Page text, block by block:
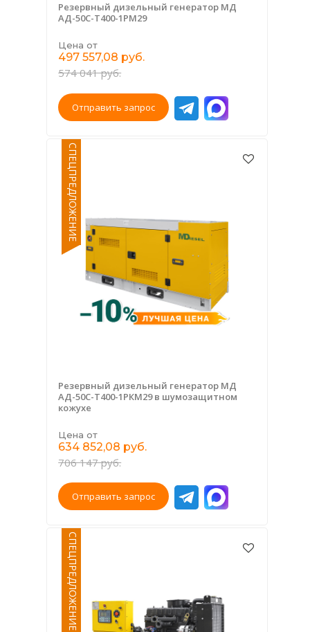
Резервный дизельный генератор МД
АД-50С-Т400-1РМ29
Цена от
497 557,08 руб.
574 041 руб.
Отправить запрос
СПЕЦПРЕДЛОЖЕНИЕ
Резервный дизельный генератор МД
АД-50С-Т400-1РКМ29 в шумозащитном
кожухе
Цена от
634 852,08 руб.
706 147 руб.
Отправить запрос
СПЕЦПРЕДЛОЖЕНИЕ